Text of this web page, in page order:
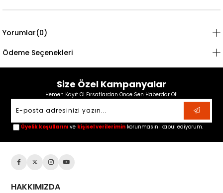
Yorumlar(0)
Ödeme Seçenekleri
Size Özel Kampanyalar
Hemen Kayıt Ol Fırsatlardan Önce Sen Haberdar Ol!
Üyelik koşullarını ve kişisel verilerimin korunmasını kabul ediyorum.
HAKKIMIZDA